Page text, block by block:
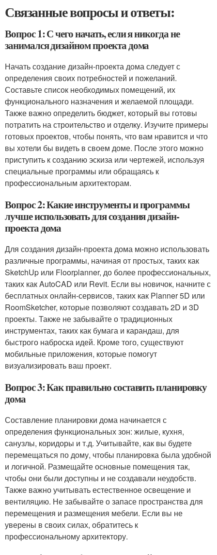
Связанные вопросы и ответы:
Вопрос 1: С чего начать, если я никогда не
занимался дизайном проекта дома
Начать создание дизайн-проекта дома следует с
определения своих потребностей и пожеланий.
Составьте список необходимых помещений, их
функционального назначения и желаемой площади.
Также важно определить бюджет, который вы готовы
потратить на строительство и отделку. Изучите примеры
готовых проектов, чтобы понять, что вам нравится и что
вы хотели бы видеть в своем доме. После этого можно
приступить к созданию эскиза или чертежей, используя
специальные программы или обращаясь к
профессиональным архитекторам.
Вопрос 2: Какие инструменты и программы
лучше использовать для создания дизайн-
проекта дома
Для создания дизайн-проекта дома можно использовать
различные программы, начиная от простых, таких как
SketchUp или Floorplanner, до более профессиональных,
таких как AutoCAD или Revit. Если вы новичок, начните с
бесплатных онлайн-сервисов, таких как Planner 5D или
RoomSketcher, которые позволяют создавать 2D и 3D
проекты. Также не забывайте о традиционных
инструментах, таких как бумага и карандаш, для
быстрого наброска идей. Кроме того, существуют
мобильные приложения, которые помогут
визуализировать ваш проект.
Вопрос 3: Как правильно составить планировку
дома
Составление планировки дома начинается с
определения функциональных зон: жилые, кухня,
санузлы, коридоры и т.д. Учитывайте, как вы будете
перемещаться по дому, чтобы планировка была удобной
и логичной. Размещайте основные помещения так,
чтобы они были доступны и не создавали неудобств.
Также важно учитывать естественное освещение и
вентиляцию. Не забывайте о запасе пространства для
перемещения и размещения мебели. Если вы не
уверены в своих силах, обратитесь к
профессиональному архитектору.